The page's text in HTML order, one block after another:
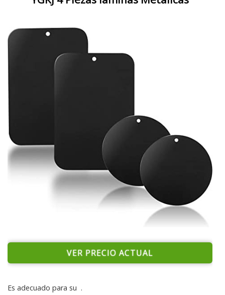
VER PRECIO ACTUAL
Es adecuado para su .